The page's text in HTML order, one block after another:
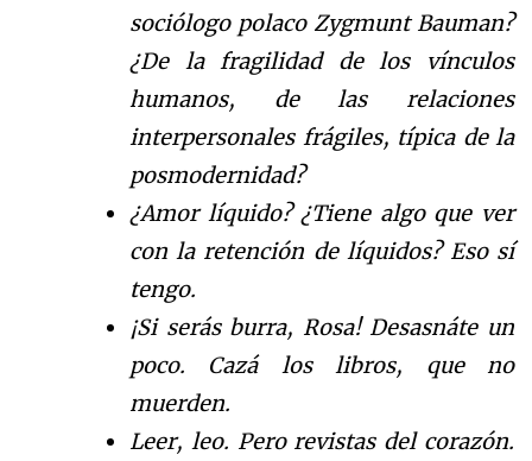
sociólogo polaco Zygmunt Bauman?
¿De la fragilidad de los vínculos
humanos, de las relaciones
interpersonales frágiles, típica de la
posmodernidad?
¿Amor líquido? ¿Tiene algo que ver
con la retención de líquidos? Eso sí
tengo.
¡Si serás burra, Rosa! Desasnáte un
poco. Cazá los libros, que no
muerden.
Leer, leo. Pero revistas del corazón.